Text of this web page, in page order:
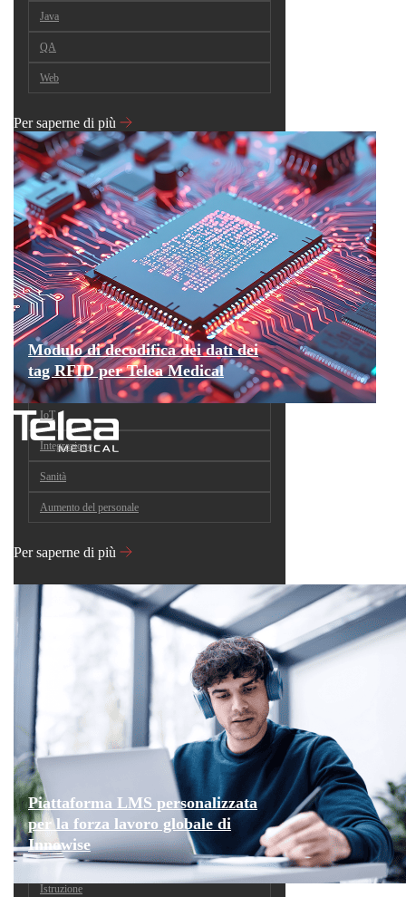
Java
QA
Web
Per saperne di più
Modulo di decodifica dei dati dei
tag RFID per Telea Medical
IoT
Integrazione
Sanità
Aumento del personale
Per saperne di più
Piattaforma LMS personalizzata
per la forza lavoro globale di
Innowise
Istruzione